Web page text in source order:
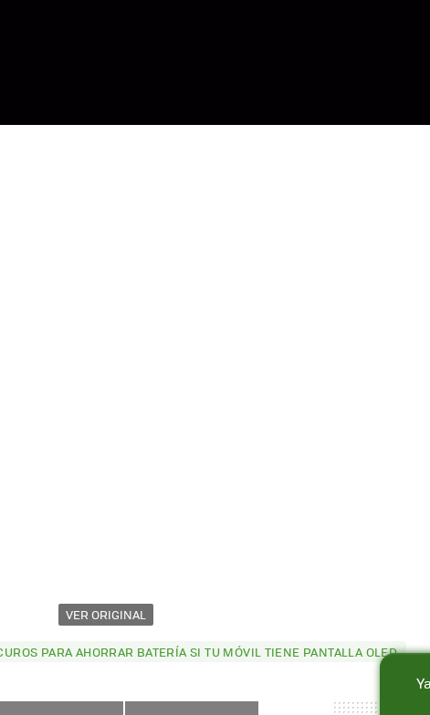
VER ORIGINAL
PARA AHORRAR BATERÍA SI TU MÓVIL TIENE PANTALLA OLED